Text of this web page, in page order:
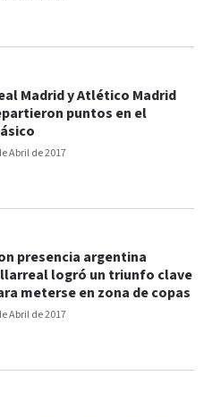
Abril de 2017
Madrid y Atlético Madrid
puntos en el
Abril de 2017
presencia argentina
logró un triunfo clave
meterse en zona de copas